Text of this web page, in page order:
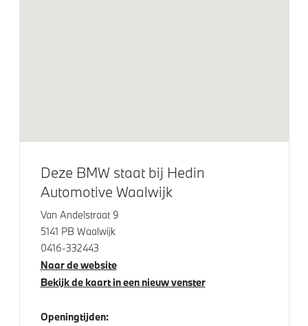
Trekhaak elektrisch uitklapbaar
Extra getint glas in achterportierruiten en achterruit
Raamomlijsting M hoogglans Shadow Line
Geluidswerende ramen
Glazen panoramadak
Adaptieve LED koplampen
M Sportremsysteem Rot
Deze BMW staat bij Hedin
Automotive Waalwijk
Van Andelstraat 9
5141 PB Waalwijk
0416-332443
Naar de website
Bekijk de kaart in een nieuw venster
Openingtijden: